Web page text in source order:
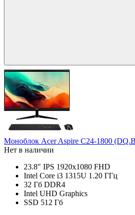
Моноблок Acer Aspire C24-1800
Нет в наличии
23.8" IPS 1920x1080 FHD
Intel Core i3 1315U 1.20 ГГц
32 Гб DDR4
Intel UHD Graphics
SSD 512 Гб